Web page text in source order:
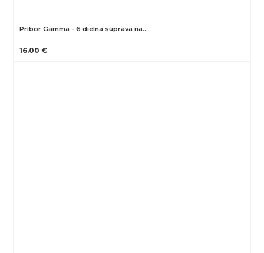
Príbor Gamma - 6 dielna súprava na…
16.00 €